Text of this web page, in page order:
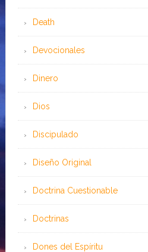
Death
Devocionales
Dinero
Dios
Discipulado
Diseño Original
Doctrina Cuestionable
Doctrinas
Dones del Espíritu